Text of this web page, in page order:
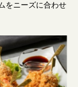
をニーズに合わせ